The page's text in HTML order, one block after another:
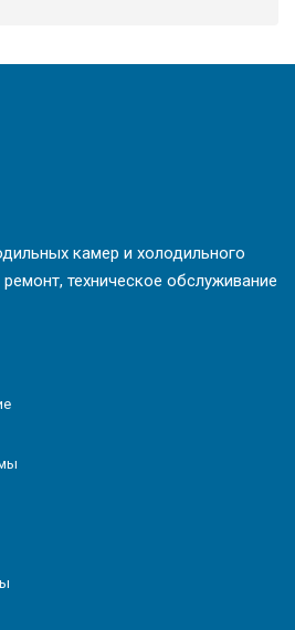
камер и холодильного
техническое обслуживание